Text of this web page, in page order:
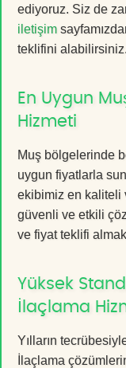
ediyoruz. Siz de
iletişim
teklifini alabilirsiniz.
En Uygun
Hizmeti
Muş bölgelerinde
uygun fiyatlarla
ekibimiz en kaliteli
güvenli ve etkili
ve fiyat teklifi
Yüksek
İlaçlama
Yılların
İlaçlama